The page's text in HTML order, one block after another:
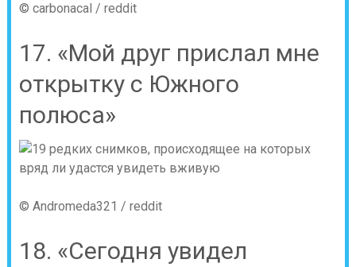
© carbonacal / reddit
17. «Мой друг прислал мне
открытку с Южного
полюса»
© Andromeda321 / reddit
18. «Сегодня увидел